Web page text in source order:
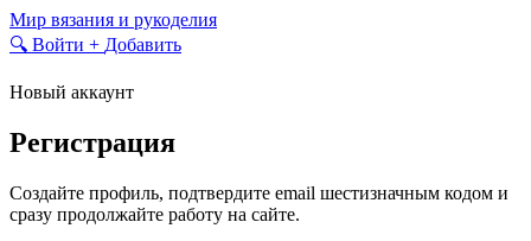
Skip
to
Мир вязания и рукоделия
🔍 Войти + Добавить
Новый аккаунт
Регистрация
Создайте профиль, подтвердите email шестизначным кодом и
сразу продолжайте работу на сайте.